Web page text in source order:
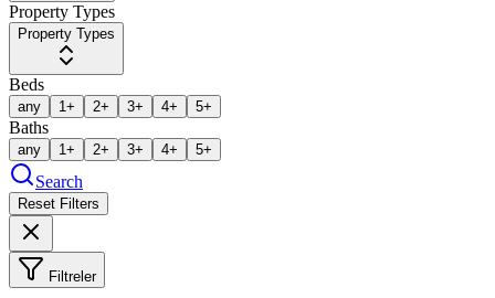
Property Types
Property Types
Beds
any 1+ 2+ 3+ 4+ 5+
Baths
any 1+ 2+ 3+ 4+ 5+
Search
Reset Filters
Filtreler